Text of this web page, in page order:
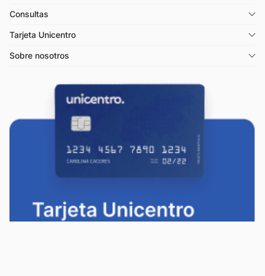
Consultas
Tarjeta Unicentro
Sobre nosotros